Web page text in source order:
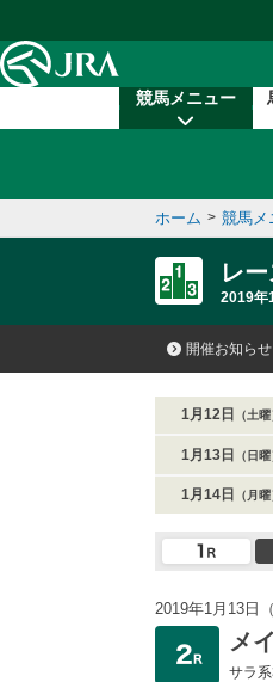
競馬メニュー
ホーム > 競馬メ
レ
2019年
開催お知らせ
1月12日 （土曜
1月13日 （日曜
1月14日 （月曜
2019年1月13日
メ
サラ